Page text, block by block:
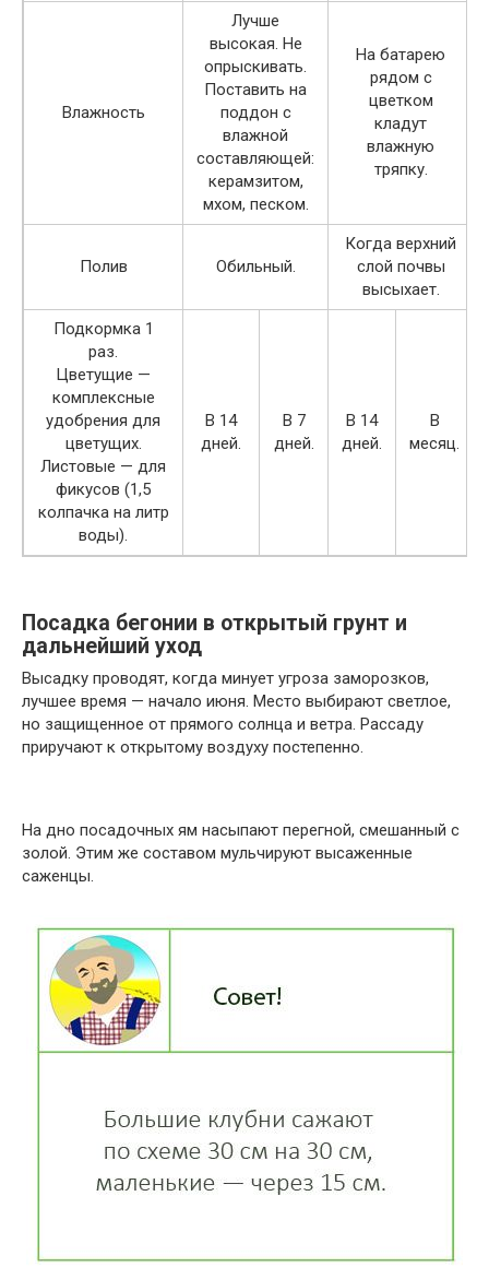
Влажность
Лучше
высокая. Не
опрыскивать.
Поставить на
поддон с
влажной
составляющей:
керамзитом,
мхом, песком.
На батарею
рядом с
цветком
кладут
влажную
тряпку.
Полив Обильный.
Когда верхний
слой почвы
высыхает.
Подкормка 1
раз.
Цветущие —
комплексные
удобрения для
цветущих.
Листовые — для
фикусов (1,5
колпачка на литр
воды).
В 14
дней.
В 7
дней.
В 14
дней.
В
месяц.
Посадка бегонии в открытый грунт и
дальнейший уход
Высадку проводят, когда минует угроза заморозков,
лучшее время — начало июня. Место выбирают светлое,
но защищенное от прямого солнца и ветра. Рассаду
приручают к открытому воздуху постепенно.
На дно посадочных ям насыпают перегной, смешанный с
золой. Этим же составом мульчируют высаженные
саженцы.